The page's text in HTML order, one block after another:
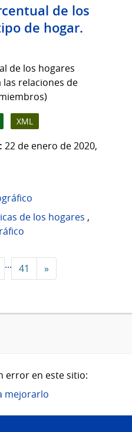
de los
de hogar.
de los hogares
relaciones de
XML
22 de enero de 2020,
de los hogares ,
... 41 »
error en este sitio:
mejorarlo